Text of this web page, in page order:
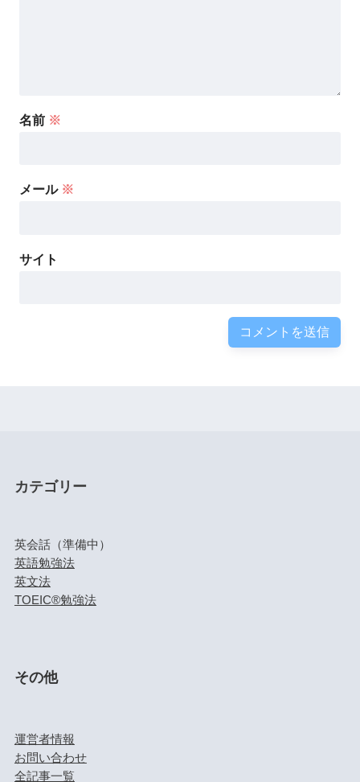
名前 ※
メール ※
サイト
カテゴリー
英会話（準備中）
英語勉強法
英文法
TOEIC®勉強法
その他
運営者情報
お問い合わせ
全記事一覧